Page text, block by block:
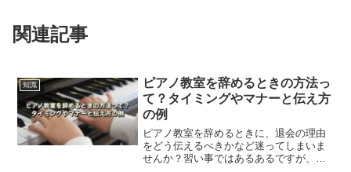
関連記事
知識
ピアノ教室を辞めるときの方法っ
て？タイミングやマナーと伝え方
の例
ピアノ教室を辞めるときに、退会の理由
をどう伝えるべきかなど迷ってしまいま
せんか？習い事ではあるあるですが、お